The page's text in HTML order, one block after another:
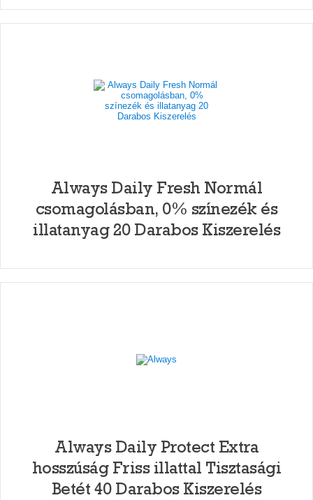
Always Daily Fresh Normál
csomagolásban, 0% színezék és
illatanyag 20 Darabos Kiszerelés
Always Daily Protect Extra
hosszúság Friss illattal Tisztasági
Betét 40 Darabos Kiszerelés